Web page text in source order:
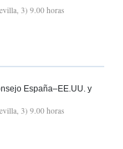
3) 9.00 horas
España–EE.UU. y
3) 9.00 horas